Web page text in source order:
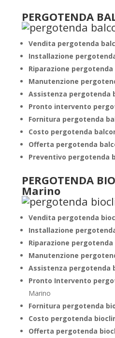
PERGOTENDA
Vendita pergotenda
Installazione
Riparazione pergotenda
Manutenzione
Assistenza pergotenda
Pronto intervento
Fornitura pergotenda
Costo pergotenda
Offerta pergotenda
Preventivo pergotenda
PERGOTENDA
Marino
Vendita pergotenda
Installazione
Riparazione
Manutenzione
Assistenza pergotenda
Pronto Intervento
Marino
Fornitura pergotenda
Costo pergotenda
Offerta pergotenda